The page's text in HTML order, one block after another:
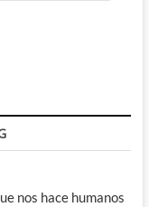
nos hace humanos